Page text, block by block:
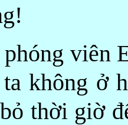
viên
không ở
thời giờ